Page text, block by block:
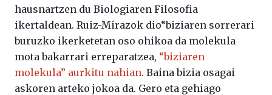
hausnartzen du Biologiaren Filosofia
ikertaldean. Ruiz-Mirazok dio“biziaren sorrerari
buruzko ikerketetan oso ohikoa da molekula
mota bakarrari erreparatzea, “biziaren
molekula” aurkitu nahian. Baina bizia osagai
askoren arteko jokoa da. Gero eta gehiago